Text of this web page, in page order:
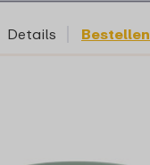
Details Bestellen